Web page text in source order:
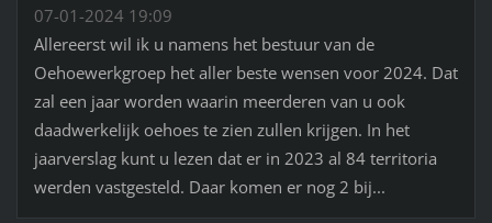
07-01-2024 19:09
Allereerst wil ik u namens het bestuur van de
Oehoewerkgroep het aller beste wensen voor 2024. Dat
zal een jaar worden waarin meerderen van u ook
daadwerkelijk oehoes te zien zullen krijgen. In het
jaarverslag kunt u lezen dat er in 2023 al 84 territoria
werden vastgesteld. Daar komen er nog 2 bij...